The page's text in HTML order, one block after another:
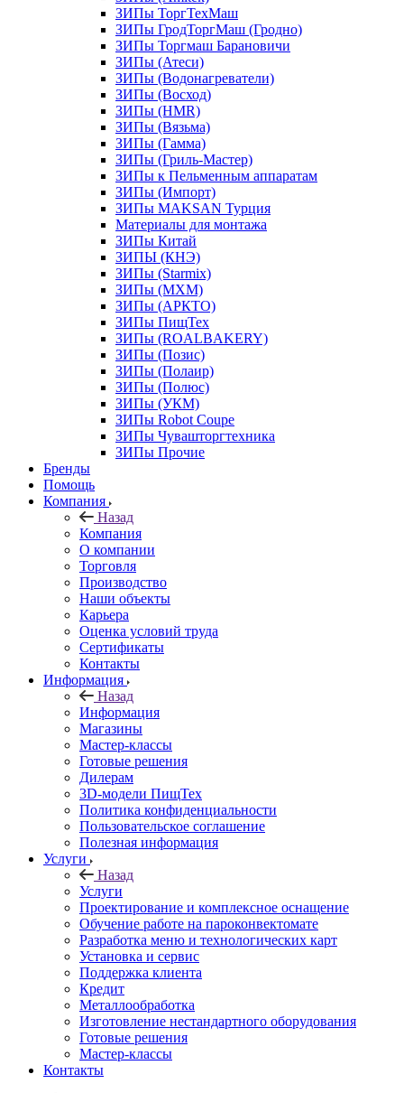
ЗИПы ТоргТехМаш
ЗИПы ГродТоргМаш (Гродно)
ЗИПы Торгмаш Барановичи
ЗИПы (Атеси)
ЗИПы (Водонагреватели)
ЗИПы (Восход)
ЗИПы (HMR)
ЗИПы (Вязьма)
ЗИПы (Гамма)
ЗИПы (Гриль-Мастер)
ЗИПы к Пельменным аппаратам
ЗИПы (Импорт)
ЗИПы MAKSAN Турция
Материалы для монтажа
ЗИПы Китай
ЗИПЫ (КНЭ)
ЗИПы (Starmix)
ЗИПы (МХМ)
ЗИПы (АРКТО)
ЗИПы ПищТех
ЗИПы (ROALBAKERY)
ЗИПы (Позис)
ЗИПы (Полаир)
ЗИПы (Полюс)
ЗИПы (УКМ)
ЗИПы Robot Coupe
ЗИПы Чувашторгтехника
ЗИПы Прочие
Бренды
Помощь
Компания
Назад
Компания
О компании
Торговля
Производство
Наши объекты
Карьера
Оценка условий труда
Сертификаты
Контакты
Информация
Назад
Информация
Магазины
Мастер-классы
Готовые решения
Дилерам
3D-модели ПищТех
Политика конфиденциальности
Пользовательское соглашение
Полезная информация
Услуги
Назад
Услуги
Проектирование и комплексное оснащение
Обучение работе на пароконвектомате
Разработка меню и технологических карт
Установка и сервис
Поддержка клиента
Кредит
Металлообработка
Изготовление нестандартного оборудования
Готовые решения
Мастер-классы
Контакты